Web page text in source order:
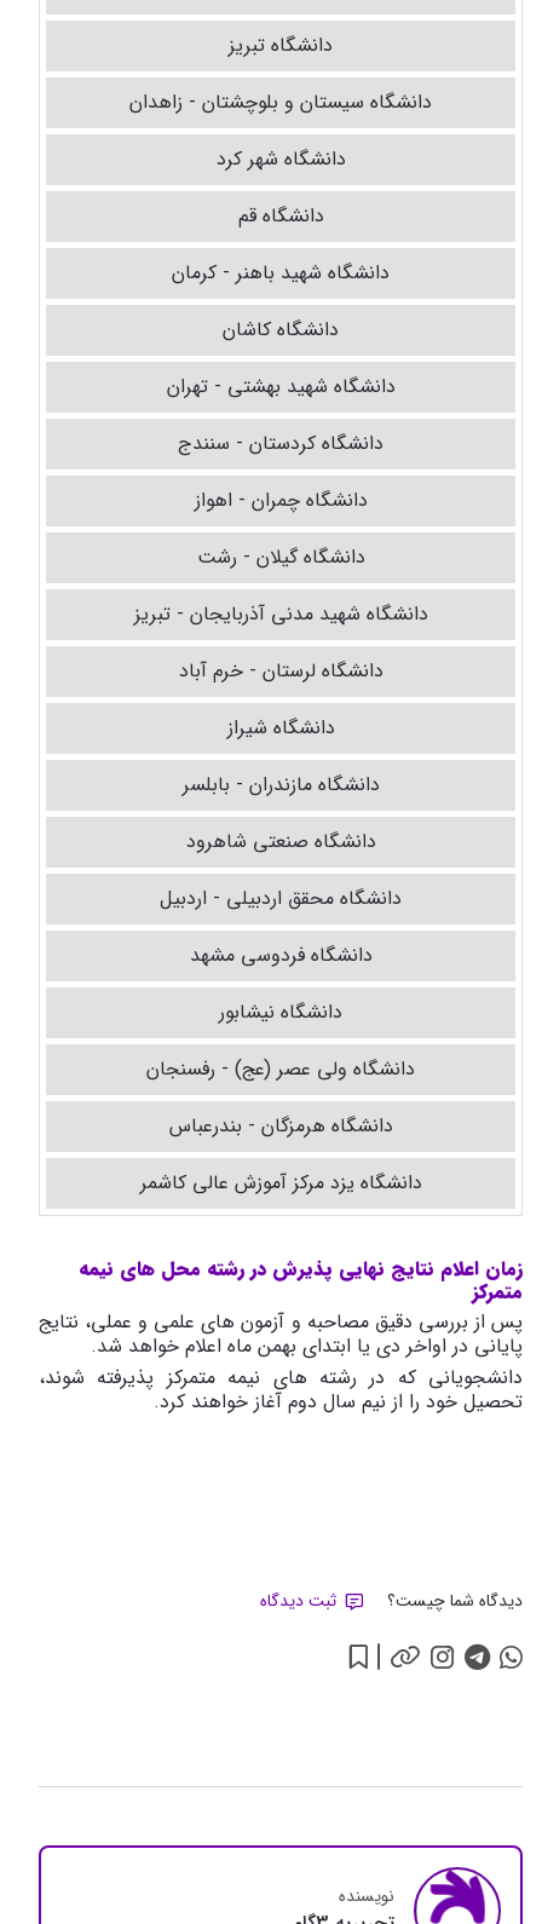
دانشگاه تبریز
دانشگاه سیستان و بلوچشتان - زاهدان
دانشگاه شهر کرد
دانشگاه قم
دانشگاه شهید باهنر - کرمان
دانشگاه کاشان
دانشگاه شهید بهشتی - تهران
دانشگاه کردستان - سنندج
دانشگاه چمران - اهواز
دانشگاه گیلان - رشت
دانشگاه شهید مدنی آذربایجان - تبریز
دانشگاه لرستان - خرم آباد
دانشگاه شیراز
دانشگاه مازندران - بابلسر
دانشگاه صنعتی شاهرود
دانشگاه محقق اردبیلی - اردبیل
دانشگاه فردوسی مشهد
دانشگاه نیشابور
دانشگاه ولی عصر (عج) - رفسنجان
دانشگاه هرمزگان - بندرعباس
دانشگاه یزد مرکز آموزش عالی کاشمر
زمان اعلام نتایج نهایی پذیرش در رشته محل های نیمه
متمرکز
پس از بررسی دقیق مصاحبه و آزمون های علمی و عملی، نتایج
پایانی در اواخر دی یا ابتدای بهمن ماه اعلام خواهد شد.
دانشجویانی که در رشته های نیمه متمرکز پذیرفته شوند،
تحصیل خود را از نیم سال دوم آغاز خواهند کرد.
دیدگاه شما چیست؟ ثبت دیدگاه
نویسنده